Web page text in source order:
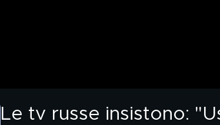
Le tv russe insistono: